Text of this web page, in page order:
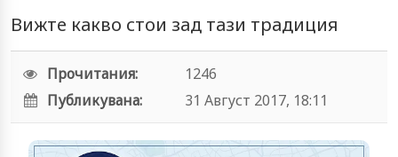
Вижте какво стои зад тази традиция
Прочитания:
1246
Публикувана:
31 Август 2017, 18:11